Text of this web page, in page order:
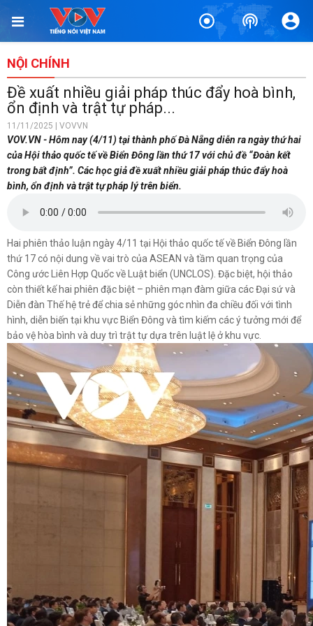
NỘI CHÍNH
Đề xuất nhiều giải pháp thúc đẩy hoà bình,
ổn định và trật tự pháp...
11/11/2025 | VOVVN
VOV.VN - Hôm nay (4/11) tại thành phố Đà Nẵng diễn ra ngày thứ hai
của Hội thảo quốc tế về Biển Đông lần thứ 17 với chủ đề “Đoàn kết
trong bất định”. Các học giả đề xuất nhiều giải pháp thúc đẩy hoà
bình, ổn định và trật tự pháp lý trên biển.
Hai phiên thảo luận ngày 4/11 tại Hội thảo quốc tế về Biển Đông lần
thứ 17 có nội dung về vai trò của ASEAN và tầm quan trọng của
Công ước Liên Hợp Quốc về Luật biển (UNCLOS). Đặc biệt, hội thảo
còn thiết kế hai phiên đặc biệt – phiên mạn đàm giữa các Đại sứ và
Diễn đàn Thế hệ trẻ để chia sẻ những góc nhìn đa chiều đối với tình
hình, diễn biến tại khu vực Biển Đông và tìm kiếm các ý tưởng mới để
bảo vệ hòa bình và duy trì trật tự dựa trên luật lệ ở khu vực.
TIN BÀI LIÊN QUAN
Đại sứ Đặng Minh Khôi: Nghị quyết 23 ban hành đúng thời
điểm và rất kịp thời
Chuyển từ tư duy "không làm để không sai" sang "dám làm,
dám chịu trách nhiệm"
18 phút trước
Chủ tịch Quốc hội dự kỷ niệm 70 năm Ngày truyền thống lực
lượng Cảnh sát kinh tế
25 phút trước
Chuyến thăm của Tổng Bí thư, Chủ tịch nước khẳng định tin
1 giờ trước
Hợp tác khoa học – công nghệ sẽ trở thành trụ cột mới quan
hệ Việt Nam – Australia
1 giờ trước
Nghị quyết 20: Bước chuyển tư duy chiến lược trở thành quốc
gia biển mạnh
1 giờ trước
Học tập và thực hành theo Bác: Nhiều người hy sinh lợi ích cá
nhân vì việc chung
1 giờ trước
Đánh giá cán bộ bằng KPI: Cần gắn năng lực thực chất với thu
nhập xứng đáng
Khơi thông điểm nghẽn “nói nhiều làm ít, nói hay làm dở”
Xử lý tài sản công dôi dư: Trách nhiệm quyết định của người
Quy định mới về kết hợp an ninh trong phát triển kinh tế - xã
hội